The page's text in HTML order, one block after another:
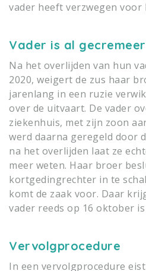
vader heeft verzwegen voor
Vader is al
Na het overlijden van hun
2020, weigert de zus haar
jarenlang in een ruzie
over de uitvaart. De vader
ziekenhuis, met zijn zoon
werd daarna geregeld door
na het overlijden laat ze
meer weten. Haar broer
kortgedingrechter in te
komt de zaak voor. Daar
vader reeds op 16 oktober
Vervolgprocedure
In een vervolgprocedure